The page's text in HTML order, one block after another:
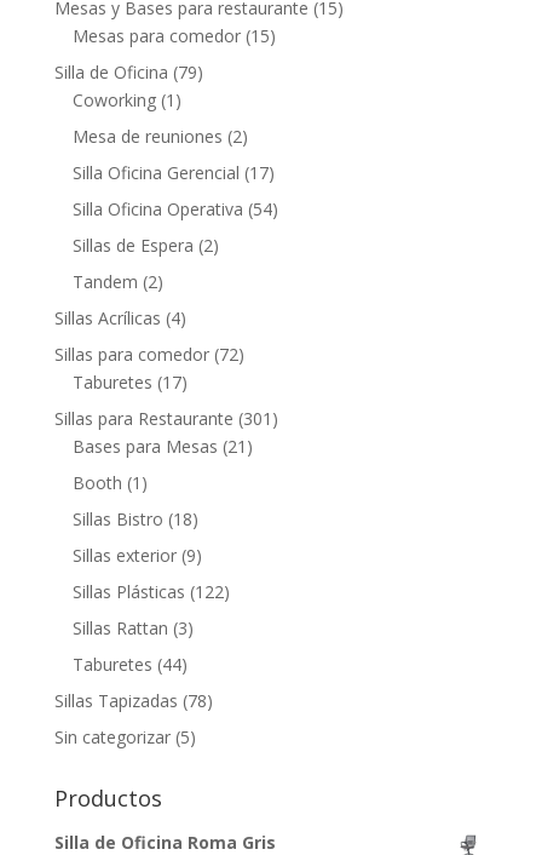
Mesas y Bases para restaurante (15)
Mesas para comedor (15)
Silla de Oficina (79)
Coworking (1)
Mesa de reuniones (2)
Silla Oficina Gerencial (17)
Silla Oficina Operativa (54)
Sillas de Espera (2)
Tandem (2)
Sillas Acrílicas (4)
Sillas para comedor (72)
Taburetes (17)
Sillas para Restaurante (301)
Bases para Mesas (21)
Booth (1)
Sillas Bistro (18)
Sillas exterior (9)
Sillas Plásticas (122)
Sillas Rattan (3)
Taburetes (44)
Sillas Tapizadas (78)
Sin categorizar (5)
Productos
Silla de Oficina Roma Gris